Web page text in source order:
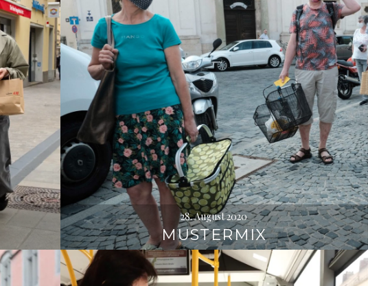
28. August 2020
MUSTERMIX